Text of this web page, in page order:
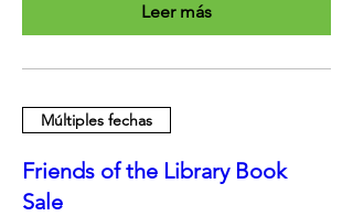
Leer más
Múltiples fechas
Friends of the Library Book
Sale